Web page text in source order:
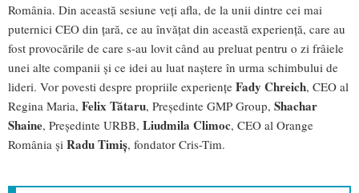
România. Din această sesiune veţi afla, de la unii dintre cei mai
puternici CEO din ţară, ce au învăţat din această experienţă, care au
fost provocările de care s-au lovit când au preluat pentru o zi frâiele
unei alte companii şi ce idei au luat naştere în urma schimbului de
lideri. Vor povesti despre propriile experienţe Fady Chreich, CEO al
Regina Maria, Felix Tătaru, Preşedinte GMP Group, Shachar
Shaine, Preşedinte URBB, Liudmila Climoc, CEO al Orange
România şi Radu Timiş, fondator Cris-Tim.